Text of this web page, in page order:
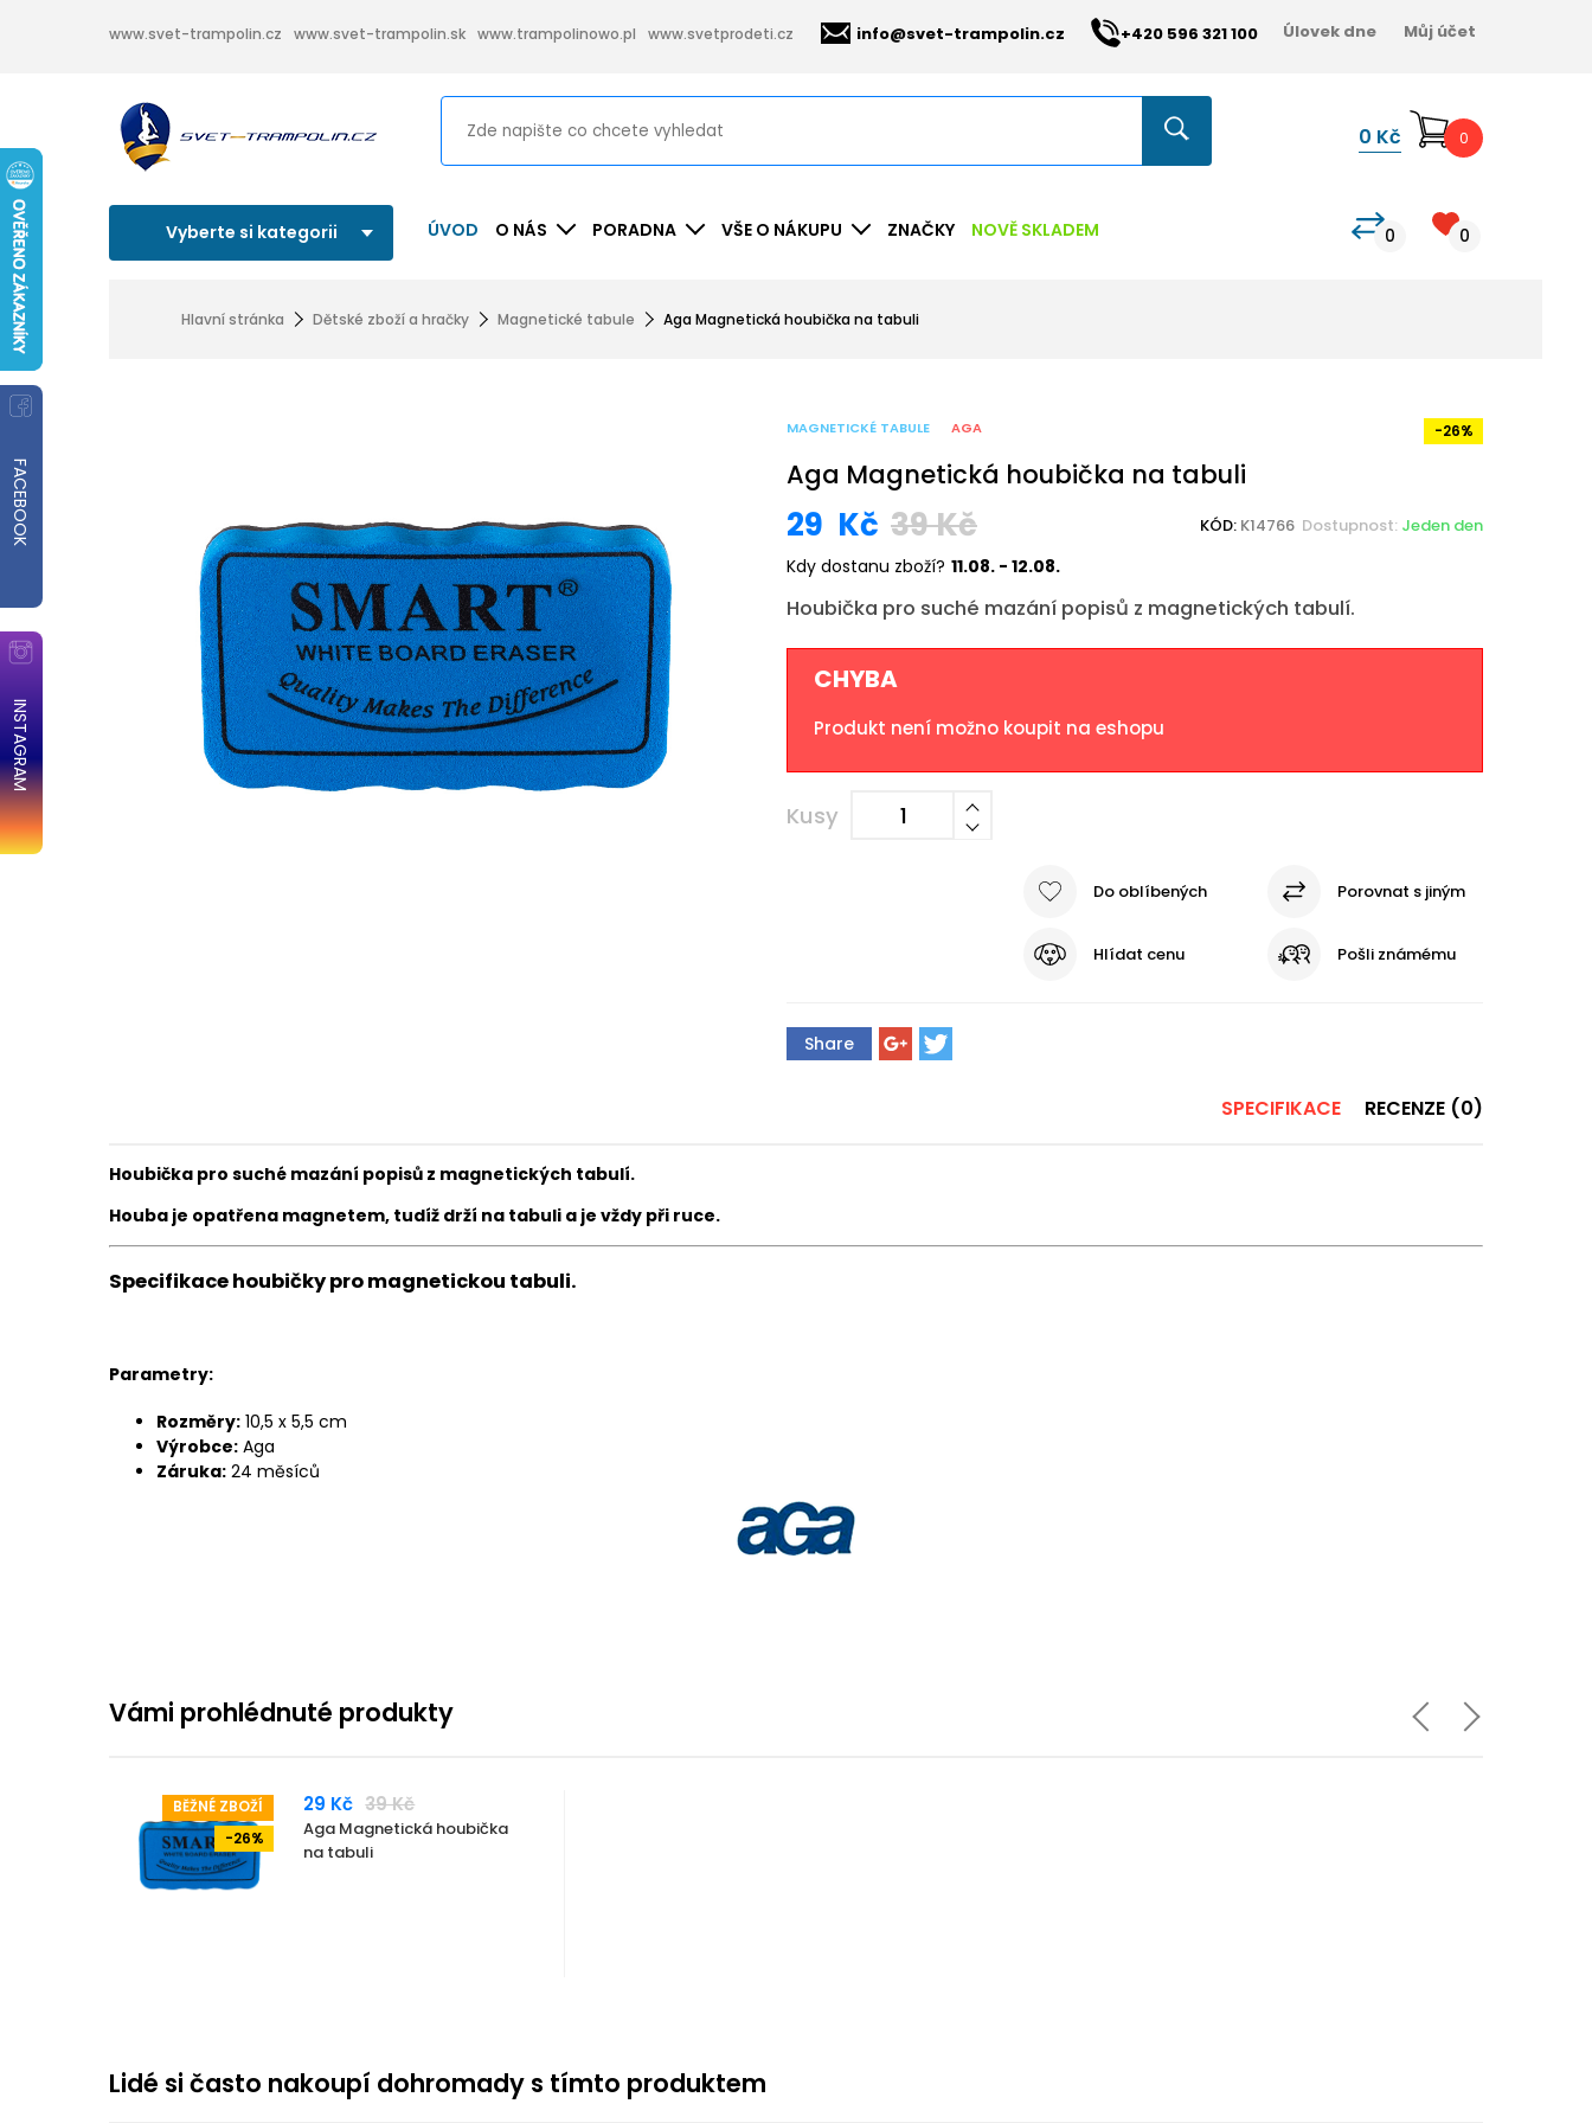
FACEBOOK
INSTAGRAM
www.svet-trampolin.cz www.svet-trampolin.sk www.trampolinowo.pl www.svetprodeti.cz info@svet-trampolin.cz +420 596 321 100 Úlovek dne Můj účet
0 Kč 0
Vyberte si kategorii ÚVOD O NÁS PORADNA VŠE O NÁKUPU ZNAČKY NOVĚ SKLADEM 0 0
Hlavní stránka Dětské zboží a hračky Magnetické tabule Aga Magnetická houbička na tabuli
MAGNETICKÉ TABULE AGA -26%
Aga Magnetická houbička na tabuli
29 Kč 39Kč KÓD: K14766 Dostupnost: Jeden den
Kdy dostanu zboží? 11.08. - 12.08.
Houbička pro suché mazání popisů z magnetických tabulí.
CHYBA
Produkt není možno koupit na eshopu
Kusy
Do oblíbených Porovnat s jiným
Hlídat cenu Pošli známému
Share
SPECIFIKACE RECENZE (0)
Houbička pro suché mazání popisů z magnetických tabulí.
Houba je opatřena magnetem, tudíž drží na tabuli a je vždy při ruce.
Specifikace houbičky pro magnetickou tabuli.
Parametry:
Rozměry: 10,5 x 5,5 cm
Výrobce: Aga
Záruka: 24 měsíců
Vámi prohlédnuté produkty
BĚŽNÉ ZBOŽÍ
-26%
29 Kč 39 Kč
Aga Magnetická houbička
na tabuli
Lidé si často nakoupí dohromady s tímto produktem